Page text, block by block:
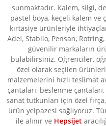
sunmaktadır. Kalem, silgi,
pastel boya, keçeli kalem
kırtasiye ürünleriyle
Adel, Stabilo, Pensan,
güvenilir markaların
bulabilirsiniz. Öğrenciler,
özel olarak seçilen
malzemelerini hızlı teslimat
çantaları, beslenme
sanat tutkunları için özel
ürün yelpazesi sağlıyoruz.
ile alınır ve Hepsijet